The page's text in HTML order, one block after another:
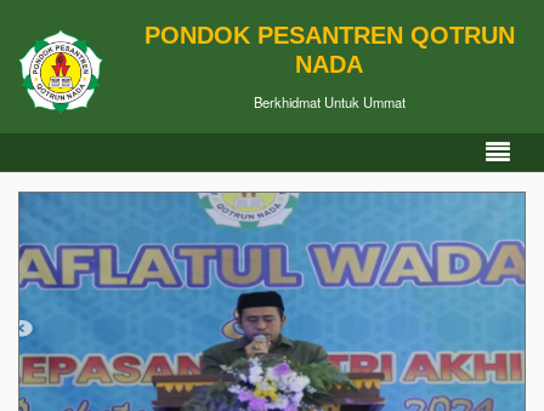
PONDOK PESANTREN QOTRUN
NADA
Berkhidmat Untuk Ummat